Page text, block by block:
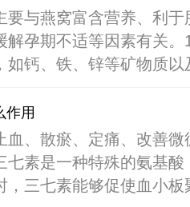
要与燕窝富含营养、利
解孕期不适等因素有关
如钙、铁、锌等矿物质
作用
血、散瘀、定痛、改善
七素是一种特殊的氨基
，三七素能够促使血小